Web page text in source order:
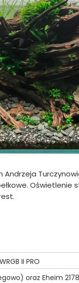
Oświetlenie
II PRO
oraz Eheim 2178